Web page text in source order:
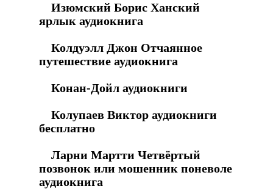
Изюмский Борис Ханский
ярлык аудиокнига
Колдуэлл Джон Отчаянное
путешествие аудиокнига
Конан-Дойл аудиокниги
Колупаев Виктор аудиокниги
бесплатно
Ларни Мартти Четвёртый
позвонок или мошенник поневоле
аудиокнига